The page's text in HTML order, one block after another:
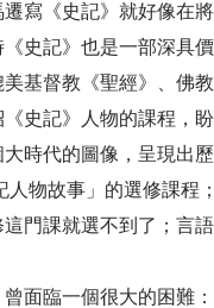
《史記》就好像在將
史記》也是一部深具
基督教《聖經》、佛
記》人物的課程，盼
時代的圖像，呈現出
故事」的選修課程
門課就選不到了；言
臨一個很大的困難